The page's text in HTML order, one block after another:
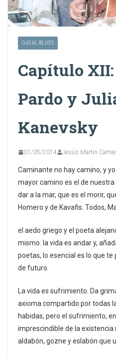
OJO AL BLUES
Capítulo
Pardo y
Kanevsky
01/05/2014 Jesús Martín
Caminante no hay camino, y
mayor camino es el de nuestra
dar a la mar, que es el morir,
Homero y de Kavafis. Todos,
el aedo griego y el poeta
mismo: la vida es andar y,
poetas, lo esencial es lo que
de futuro.
La vida es sufrimiento. Da
axioma compartido por todas
habidas, pero el sufrimiento,
imprescindible de la existencia
aldabón, gozne y eslabón que